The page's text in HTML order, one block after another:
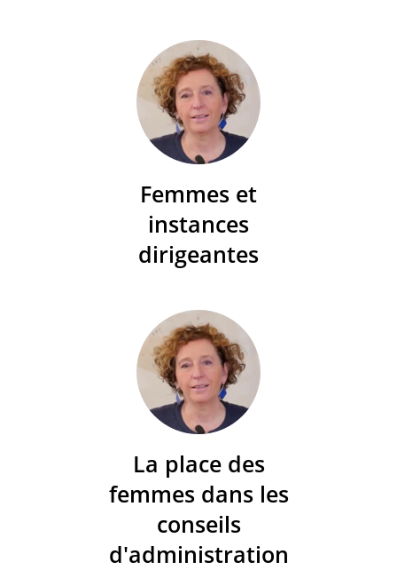
Femmes et
instances
dirigeantes
La place des
femmes dans les
conseils
d'administration